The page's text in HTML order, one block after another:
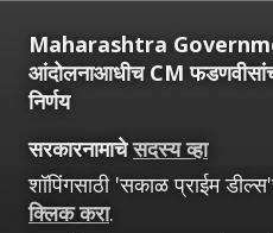
Maharashtra
आंदोलनाआधीच CM फडणवीसांचा
निर्णय
सरकारनामाचेसदस्य व्हा
शॉपिंगसाठी 'सकाळ प्राईम
क्लिक करा.